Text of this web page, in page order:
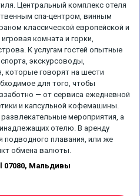
Центральный комплекс отеля
спа-центром, винным
классической европейской и
комната и горки,
К услугам гостей опытные
экскурсоводы,
которые говорят на шести
для того, чтобы
— от сервиса ежедневной
и капсульной кофемашины.
мероприятия, а
отелю. В аренду
плавания, или же
обмена валюты.
07080, Мальдивы